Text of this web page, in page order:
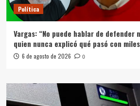
Política
Vargas: “No puede hablar de
quien nunca explicó qué pasó con
6 de agosto de 2026 0